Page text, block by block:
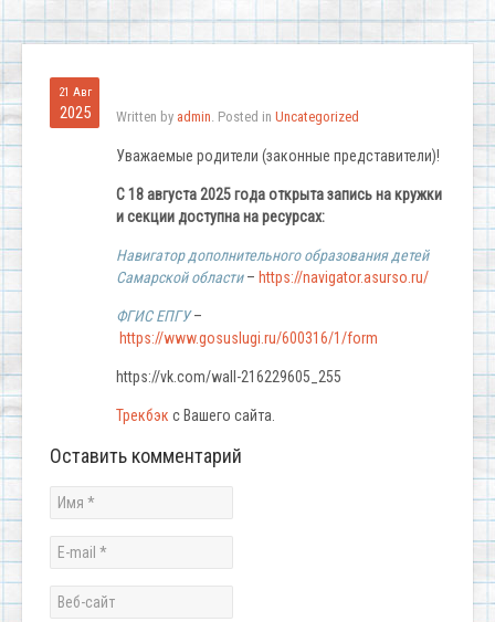
21 Авг
2025 Written by admin. Posted in Uncategorized
Уважаемые родители (законные представители)!
С 18 августа 2025 года открыта запись на кружки
и секции доступна на ресурсах:
Навигатор дополнительного образования детей
Самарской области– https://navigator.asurso.ru/
ФГИС ЕПГУ–
https://www.gosuslugi.ru/600316/1/form
https://vk.com/wall-216229605_255
Трекбэк с Вашего сайта.
Оставить комментарий